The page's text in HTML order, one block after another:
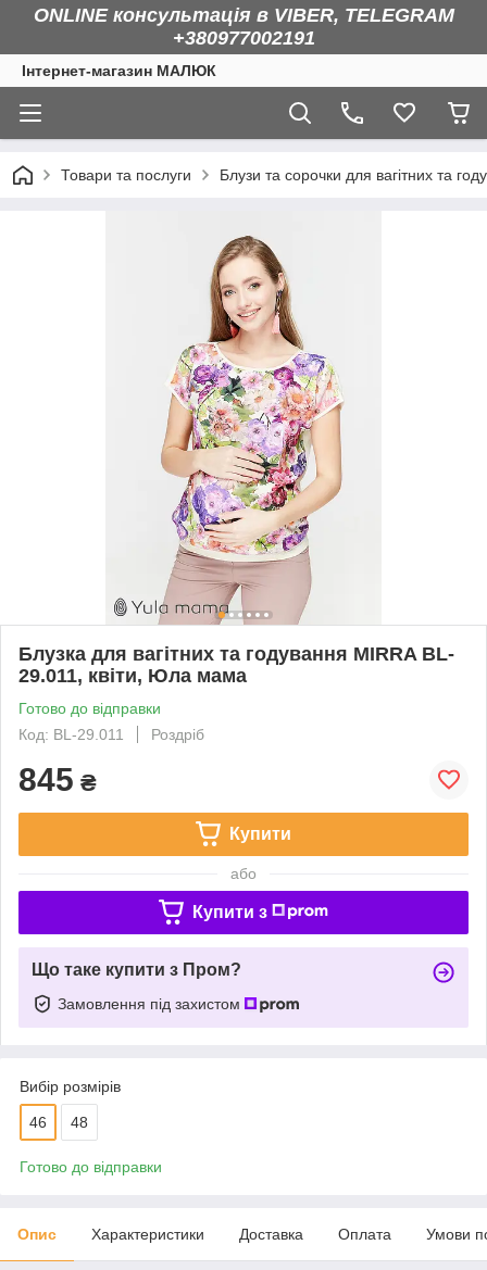
ONLINE консультація в VIBER, TELEGRAM
+380977002191
Інтернет-магазин МАЛЮК
Товари та послуги Блузи та сорочки для вагітних та
Блузка для вагітних та годування MIRRA BL-
29.011, квіти, Юла мама
Готово до відправки
Код: BL-29.011
Роздріб
845 ₴
Купити
або
Купити з
Що таке купити з Пром?
Замовлення під захистом
Вибір розмірів
46 48
Готово до відправки
Опис Характеристики Доставка Оплата Умови